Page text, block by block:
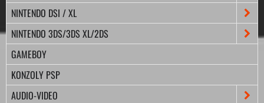
NINTENDO DSI / XL
NINTENDO 3DS/3DS XL/2DS
GAMEBOY
KONZOLY PSP
AUDIO-VIDEO